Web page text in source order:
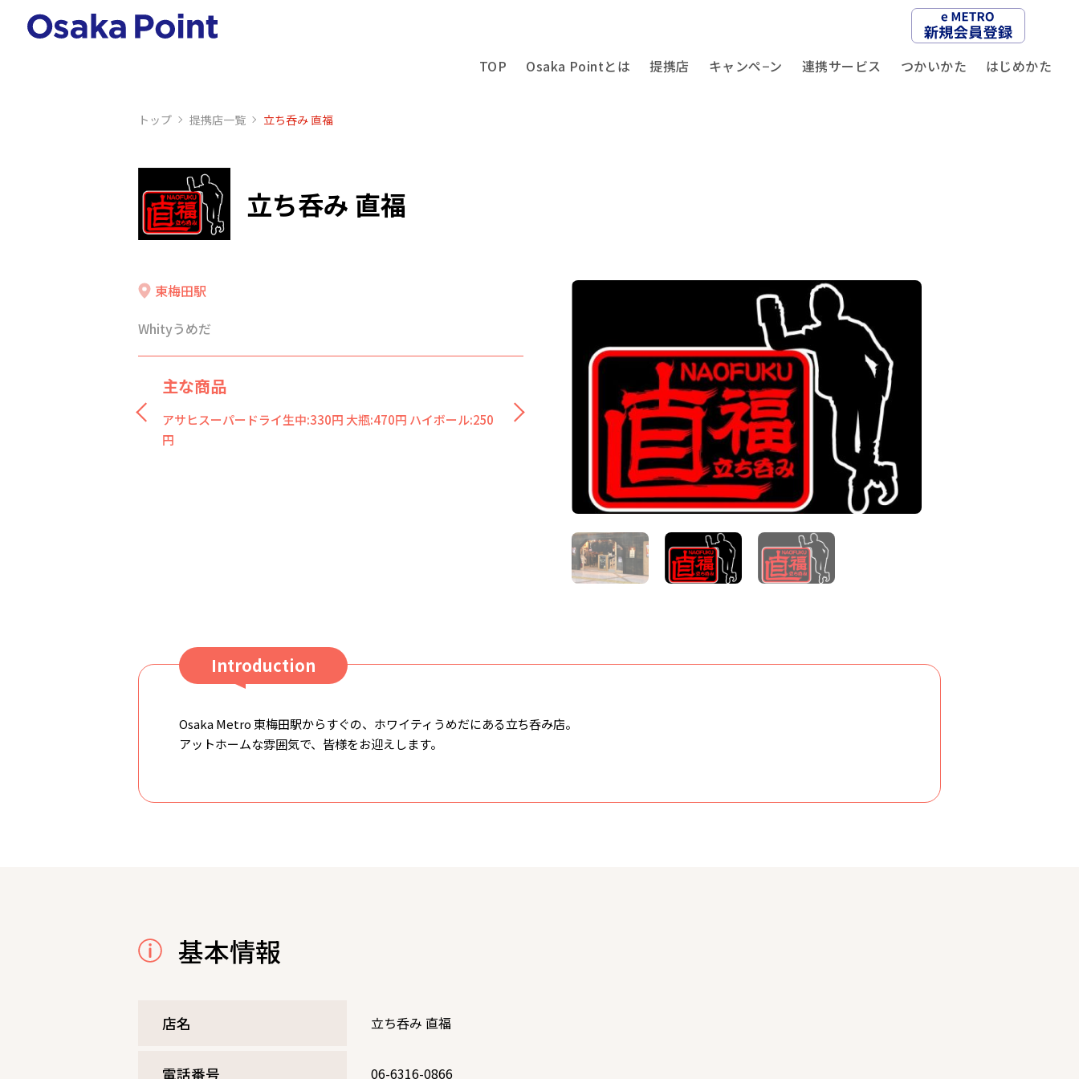
TOP Osaka Pointとは 提携店 キャンペ−ン 連携サービス つかいかた はじめかた
トップ 提携店⼀覧 立ち呑み 直福
立ち呑み 直福
東梅田駅
Whityうめだ
主な商品
アサヒスーパードライ生中:330円 大瓶:470円 ハイボール:250
円
Introduction
Osaka Metro 東梅田駅からすぐの、ホワイティうめだにある立ち呑み店。
アットホームな雰囲気で、皆様をお迎えします。
基本情報
店名 立ち呑み 直福
電話番号 06-6316-0866